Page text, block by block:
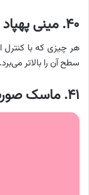
۴۰. مینی پهپاد
هر چیزی که با کنترل
سطح آن را بالاتر می‌برد.
۴۱. ماسک صورت طرح حیوانات